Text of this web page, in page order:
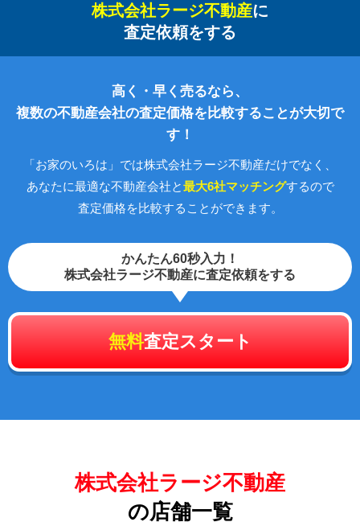
株式会社ラージ不動産に
査定依頼をする
高く・早く売るなら、
複数の不動産会社の査定価格を比較することが大切で
す！
「お家のいろは」では株式会社ラージ不動産だけでなく、
あなたに最適な不動産会社と最大6社マッチングするので
査定価格を比較することができます。
かんたん60秒入力！
株式会社ラージ不動産に査定依頼をする
無料査定スタート
株式会社ラージ不動産
の店舗一覧